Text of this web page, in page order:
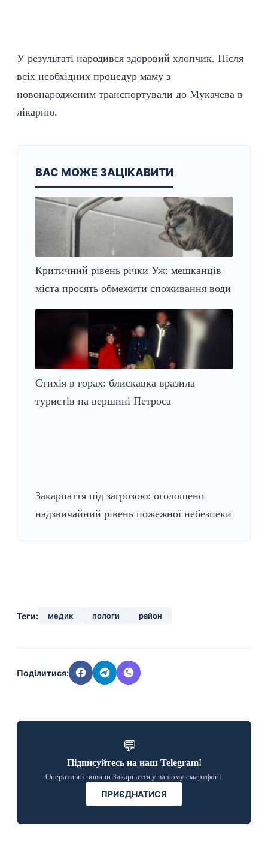
У результаті народився здоровий хлопчик. Після
всіх необхідних процедур маму з
новонародженим транспортували до Мукачева в
лікарню.
ВАС МОЖЕ ЗАЦІКАВИТИ
Критичний рівень річки Уж: мешканців
міста просять обмежити споживання води
Стихія в горах: блискавка вразила
туристів на вершині Петроса
Закарпаття під загрозою: оголошено
надзвичайний рівень пожежної небезпеки
Теги: медик пологи район
Поділитися:
💬
Підписуйтесь на наш Telegram!
Оперативні новини Закарпаття у вашому смартфоні.
ПРИЄДНАТИСЯ